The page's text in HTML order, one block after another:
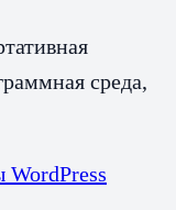
среда,